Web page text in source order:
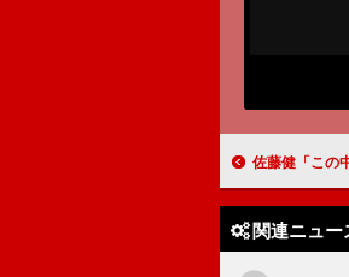
佐藤健「この中で一番
関連ニュー